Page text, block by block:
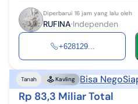
Diperbarui 16 jam yang lalu oleh
RUFINA Independen
+628129...
Tanah Kavling Bisa Nego
Rp 83,3 Miliar Total